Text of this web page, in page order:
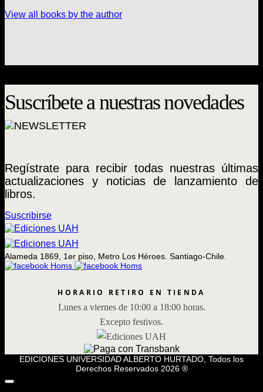
View all books by the author
Suscríbete a nuestras novedades
Regístrate para recibir todas nuestras últimas
actualizaciones y noticias de lanzamiento de
libros.
Suscribirse
Alameda 1869, 1er piso, Metro Los Héroes. Santiago-Chile.
HORARIO RETIRO EN TIENDA
Lunes a viernes de 10:00 a 18:00 horas.
Excepto festivos.
EDICIONES UNIVERSIDAD ALBERTO HURTADO, Todos los
Derechos Reservados 2026 ®